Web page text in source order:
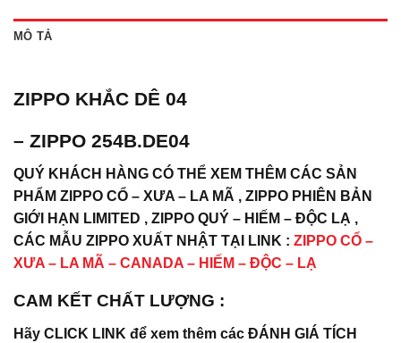
MÔ TẢ
ZIPPO KHẮC DÊ 04
– ZIPPO 254B.DE04
QUÝ KHÁCH HÀNG CÓ THỂ XEM THÊM CÁC SẢN
PHẨM ZIPPO CỔ – XƯA – LA MÃ , ZIPPO PHIÊN BẢN
GIỚI HẠN LIMITED , ZIPPO QUÝ – HIẾM – ĐỘC LẠ ,
CÁC MẪU ZIPPO XUẤT NHẬT TẠI LINK : ZIPPO CỔ –
XƯA – LA MÃ – CANADA – HIẾM – ĐỘC – LẠ
CAM KẾT CHẤT LƯỢNG :
Hãy CLICK LINK để xem thêm các ĐÁNH GIÁ TÍCH